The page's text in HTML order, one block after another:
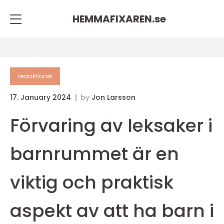
HEMMAFIXAREN.se
redaktionel
17. January 2024 by Jon Larsson
Förvaring av leksaker i
barnrummet är en
viktig och praktisk
aspekt av att ha barn i